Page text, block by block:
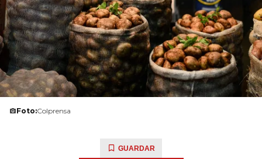
Foto:Colprensa
GUARDAR